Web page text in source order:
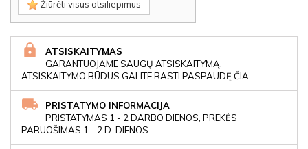
Žiūrėti visus atsiliepimus
ATSISKAITYMAS
GARANTUOJAME SAUGŲ ATSISKAITYMĄ.
ATSISKAITYMO BŪDUS GALITE RASTI PASPAUDĘ ČIA..
PRISTATYMO INFORMACIJA
PRISTATYMAS 1 - 2 DARBO DIENOS, PREKĖS
PARUOŠIMAS 1 - 2 D. DIENOS